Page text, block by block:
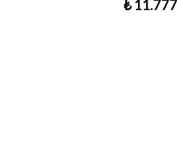
4.50oy aldı
₺